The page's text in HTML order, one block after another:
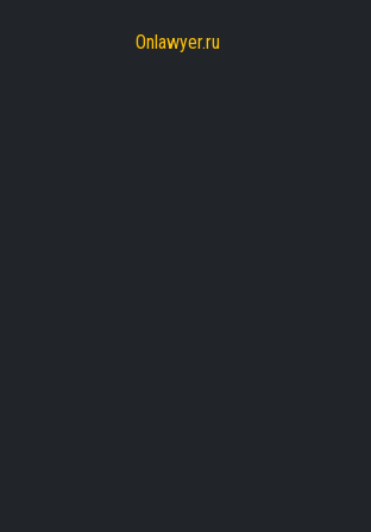
Onlawyer.ru